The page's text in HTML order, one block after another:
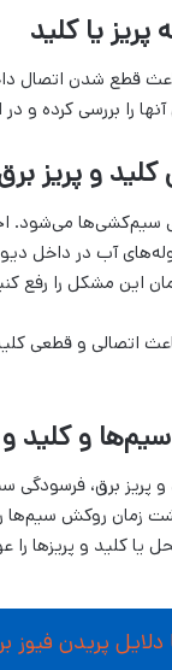
قطع شدن اتصال
را بررسی کرده و
سیم‌کشی‌ها می‌شود.
آب در داخل
این مشکل را رفع
اتصالی و قطعی
برق، فرسودگی
زمان روکش سیم‌ها
کلید و پریزها را
دلایل پریدن